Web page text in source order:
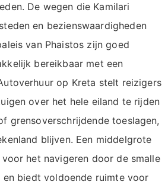
De wegen die Kamilari
en bezienswaardigheden
van Phaistos zijn goed
bereikbaar met een
op Kreta stelt reizigers
over het hele eiland te rijden
grensoverschrijdende toeslagen,
blijven. Een middelgrote
het navigeren door de smalle
en biedt voldoende ruimte voor